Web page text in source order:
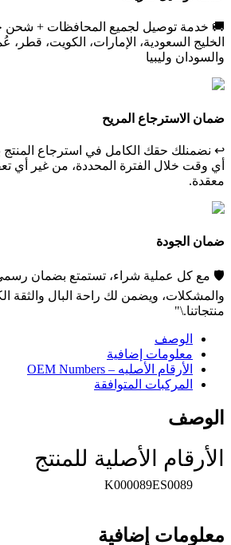
🚚 خدمة توصيل لجميع المحافظات + شحن
الخليج السعودية، الإمارات، الكويت، قطر،
والسودان وليبيا
ضمان الاسترجاع المريح
↩️ نضمنلك حقك الكامل في استرجاع المنتج
أي وقت خلال الفترة المحددة، من غير أي
معقدة.
ضمان الجودة
🛡️ مع كل عملية شراء، تستمتع بضمان
والمشكلات، ويضمن لك راحة البال والثقة
منتجاتنا.\"
الوصف
معلومات إضافية
الأرقام الأصليه – OEM Numbers
المركبات المتوافقة
الوصف
الأرقام الأصلية للمنتج
K000089ES0089
معلومات إضافية